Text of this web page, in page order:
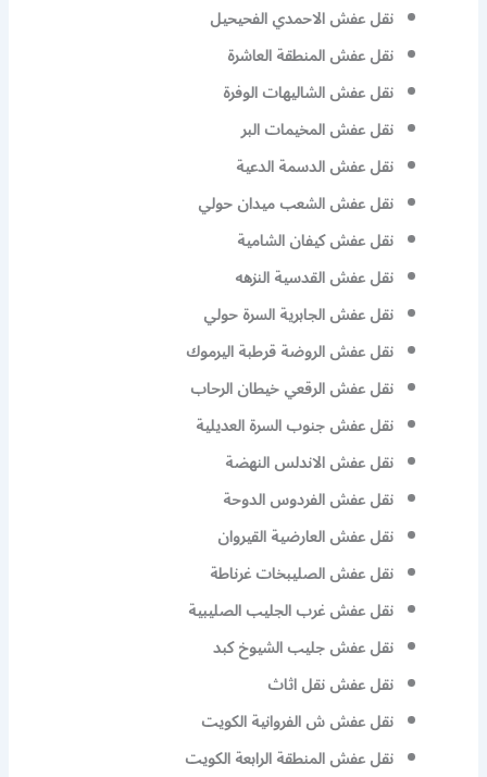
نقل عفش الاحمدي الفحيحيل
نقل عفش المنطقة العاشرة
نقل عفش الشاليهات الوفرة
نقل عفش المخيمات البر
نقل عفش الدسمة الدعية
نقل عفش الشعب ميدان حولي
نقل عفش كيفان الشامية
نقل عفش القدسية النزهه
نقل عفش الجابرية السرة حولي
نقل عفش الروضة قرطبة اليرموك
نقل عفش الرقعي خيطان الرحاب
نقل عفش جنوب السرة العديلية
نقل عفش الاندلس النهضة
نقل عفش الفردوس الدوحة
نقل عفش العارضية القيروان
نقل عفش الصليبخات غرناطة
نقل عفش غرب الجليب الصليبية
نقل عفش جليب الشيوخ كبد
نقل عفش نقل اثاث
نقل عفش ش الفروانية الكويت
نقل عفش المنطقة الرابعة الكويت